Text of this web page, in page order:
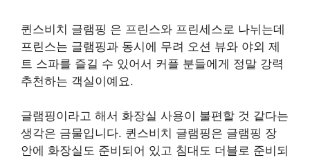
퀸스비치 글램핑 은 프린스와 프린세스로 나뉘는데
프린스는 글램핑과 동시에 무려 오션 뷰와 야외 제
트 스파를 즐길 수 있어서 커플 분들에게 정말 강력
추천하는 객실이예요.
글램핑이라고 해서 화장실 사용이 불편할 것 같다는
생각은 금물입니다. 퀸스비치 글램핑은 글램핑 장
안에 화장실도 준비되어 있고 침대도 더블로 준비되